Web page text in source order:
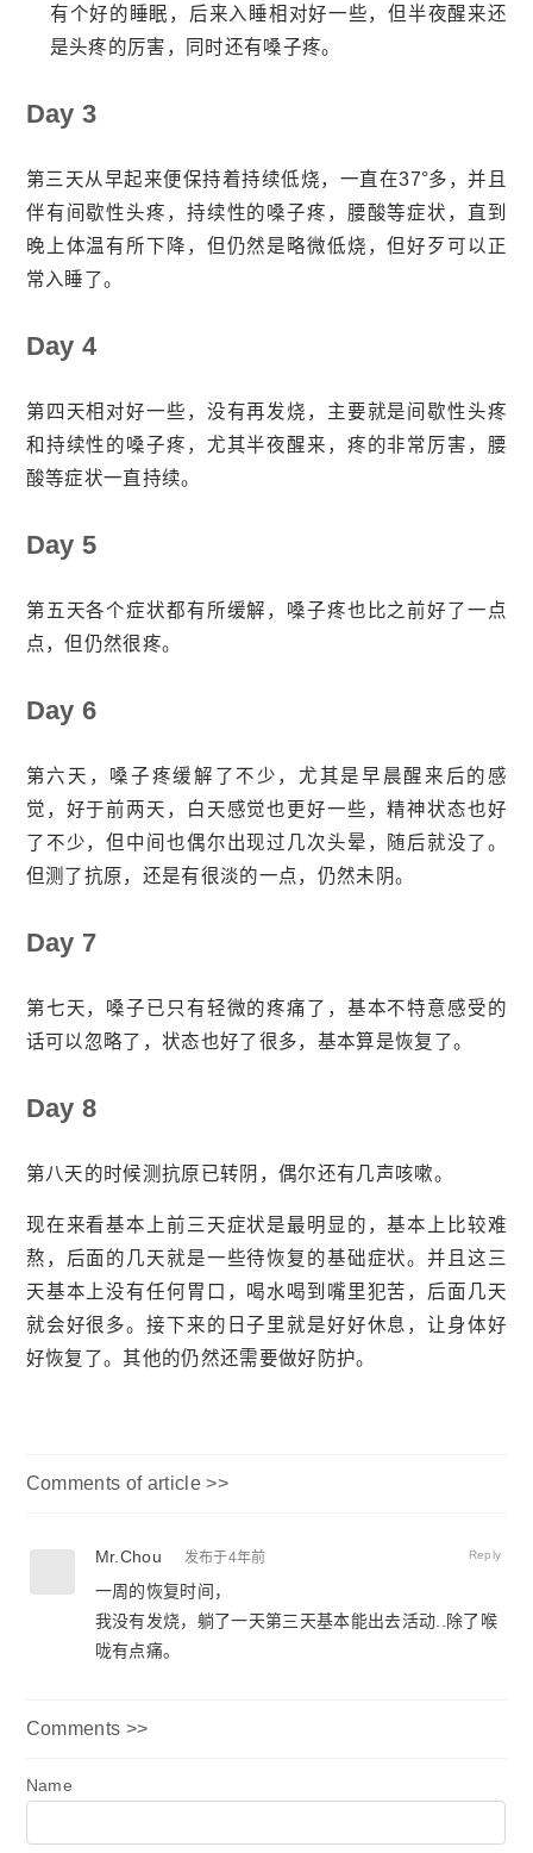
有个好的睡眠，后来入睡相对好一些，但半夜醒来还
是头疼的厉害，同时还有嗓子疼。
Day 3
第三天从早起来便保持着持续低烧，一直在37°多，并且
伴有间歇性头疼，持续性的嗓子疼，腰酸等症状，直到
晚上体温有所下降，但仍然是略微低烧，但好歹可以正
常入睡了。
Day 4
第四天相对好一些，没有再发烧，主要就是间歇性头疼
和持续性的嗓子疼，尤其半夜醒来，疼的非常厉害，腰
酸等症状一直持续。
Day 5
第五天各个症状都有所缓解，嗓子疼也比之前好了一点
点，但仍然很疼。
Day 6
第六天，嗓子疼缓解了不少，尤其是早晨醒来后的感
觉，好于前两天，白天感觉也更好一些，精神状态也好
了不少，但中间也偶尔出现过几次头晕，随后就没了。
但测了抗原，还是有很淡的一点，仍然未阴。
Day 7
第七天，嗓子已只有轻微的疼痛了，基本不特意感受的
话可以忽略了，状态也好了很多，基本算是恢复了。
Day 8
第八天的时候测抗原已转阴，偶尔还有几声咳嗽。
现在来看基本上前三天症状是最明显的，基本上比较难
熬，后面的几天就是一些待恢复的基础症状。并且这三
天基本上没有任何胃口，喝水喝到嘴里犯苦，后面几天
就会好很多。接下来的日子里就是好好休息，让身体好
好恢复了。其他的仍然还需要做好防护。
Comments of article >>
Reply
Mr.Chou 发布于4年前
一周的恢复时间，
我没有发烧，躺了一天第三天基本能出去活动..除了喉
咙有点痛。
Comments >>
Name